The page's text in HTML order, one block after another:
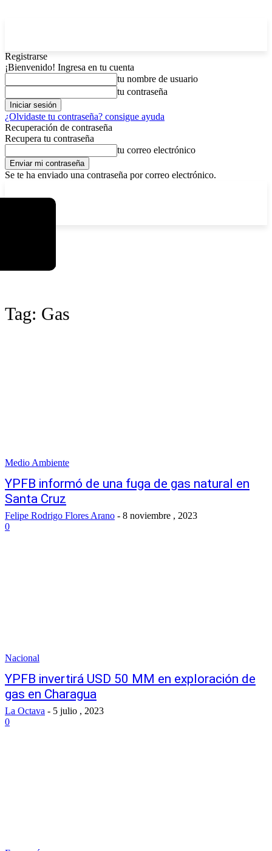
Registrarse
¡Bienvenido! Ingresa en tu cuenta
tu nombre de usuario
tu contraseña
¿Olvidaste tu contraseña? consigue ayuda
Recuperación de contraseña
Recupera tu contraseña
tu correo electrónico
Se te ha enviado una contraseña por correo electrónico.
Tag: Gas
Medio Ambiente
YPFB informó de una fuga de gas natural en
Santa Cruz
Felipe Rodrigo Flores Arano - 8 noviembre , 2023
0
Nacional
YPFB invertirá USD 50 MM en exploración de
gas en Charagua
La Octava - 5 julio , 2023
0